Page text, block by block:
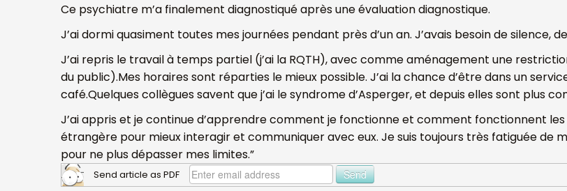
Ce psychiatre m’a finalement diagnostiqué après une évaluation diagnostique.
J’ai dormi quasiment toutes mes journées pendant près d’un an. J’avais besoin de silence,
J’ai repris le travail à temps partiel (j’ai la RQTH), avec comme aménagement une
du public).Mes horaires sont réparties le mieux possible. J’ai la chance d’être dans un
café.Quelques collègues savent que j’ai le syndrome d’Asperger, et depuis elles sont plus
J’ai appris et je continue d’apprendre comment je fonctionne et comment fonctionnent les
étrangère pour mieux interagir et communiquer avec eux. Je suis toujours très fatiguée de
pour ne plus dépasser mes limites.”
Send article as PDF